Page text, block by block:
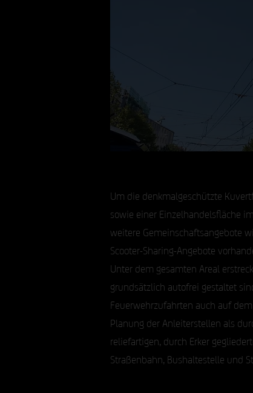
Um die denkmalgeschützte
sowie einer Einzelhandelsfläche
weitere Gemeinschaftsangebote
Scooter-Sharing-Angebote
Unter dem gesamten Areal
grundsätzlich autofrei gestaltet
Feuerwehrzufahrten auch auf
Planung der Anleiterstellen als
reliefartigen, durch Erker
Straßenbahn, Bushaltestelle und